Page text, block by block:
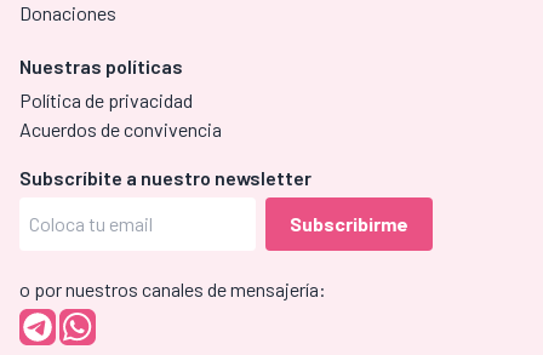
Donaciones
Nuestras políticas
Política de privacidad
Acuerdos de convivencia
Subscríbite a nuestro newsletter
o por nuestros canales de mensajería: